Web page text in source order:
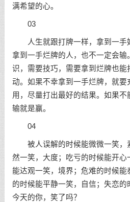
满希望的心。
03
人生就跟打牌一样，拿到一手
拿到一手烂牌的人，也不一定会输
识，需要技巧，需要拿到烂牌也能
动。如果不幸拿到一手烂牌，就
用，尽量打出最好的结果。如果
输就是赢。
04
被人误解的时候能微微一笑，
然一笑，大度；吃亏的时候能开心
能达观一笑，境界；危难的时候
的时候能平静一笑，自信；失恋的
今天的你，笑了吗？